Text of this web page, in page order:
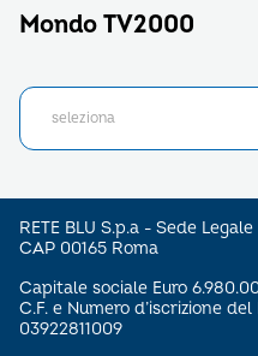
Mondo TV2000
RETE BLU S.p.a - Sede
CAP 00165 Roma
Capitale sociale Euro
C.F. e Numero d’iscrizione
03922811009